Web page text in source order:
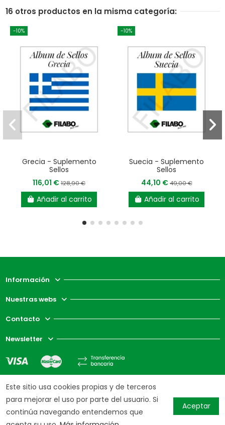
16 otros productos en la misma categoría:
-10%
Grecia - Suplemento
Sellos
116,01 €128,90 €
Añadir al carrito
-10%
Suecia - Suplemento
Sellos
44,10 €49,00 €
Añadir al carrito
Información
Nuestras webs
Contacto
Newsletter
Este sitio usa cookies propias y de terceros
para mejorar el uso por parte del usuario. Si
continúa navegando entendemos que
Aceptar